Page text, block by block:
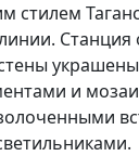
стилем
Станция
украшены
и